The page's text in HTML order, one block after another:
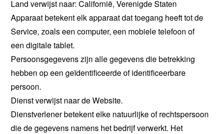
Land verwijst naar: Californië, Verenigde Staten
Apparaat betekent elk apparaat dat toegang heeft tot de
Service, zoals een computer, een mobiele telefoon of
een digitale tablet.
Persoonsgegevens zijn alle gegevens die betrekking
hebben op een geïdentificeerde of identificeerbare
persoon.
Dienst verwijst naar de Website.
Dienstverlener betekent elke natuurlijke of rechtspersoon
die de gegevens namens het bedrijf verwerkt. Het